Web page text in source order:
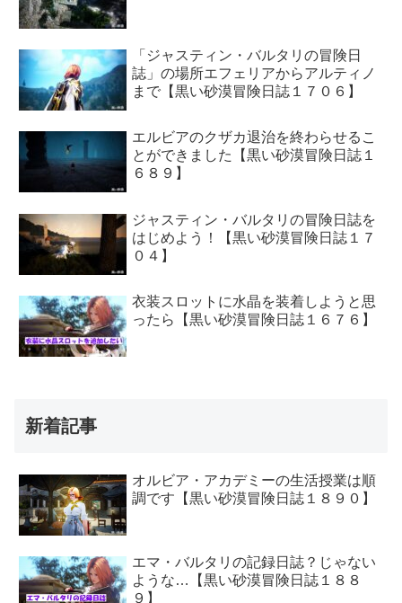
「ジャスティン・バルタリの冒険日
誌」の場所エフェリアからアルティノ
まで【黒い砂漠冒険日誌１７０６】
エルビアのクザカ退治を終わらせるこ
とができました【黒い砂漠冒険日誌１
６８９】
ジャスティン・バルタリの冒険日誌を
はじめよう！【黒い砂漠冒険日誌１７
０４】
衣装スロットに水晶を装着しようと思
ったら【黒い砂漠冒険日誌１６７６】
新着記事
オルビア・アカデミーの生活授業は順
調です【黒い砂漠冒険日誌１８９０】
エマ・バルタリの記録日誌？じゃない
ような…【黒い砂漠冒険日誌１８８
９】